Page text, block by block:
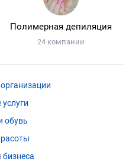
Полимерная депиляция
24 компании
обувь
бизнеса